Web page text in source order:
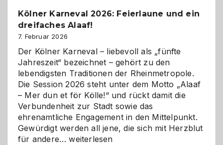
geworden
Kölner Karneval 2026: Feierlaune und ein
dreifaches Alaaf!
7. Februar 2026
Der Kölner Karneval – liebevoll als „fünfte
Jahreszeit“ bezeichnet – gehört zu den
lebendigsten Traditionen der Rheinmetropole.
Die Session 2026 steht unter dem Motto „Alaaf
– Mer dun et för Kölle!“ und rückt damit die
Verbundenheit zur Stadt sowie das
ehrenamtliche Engagement in den Mittelpunkt.
Gewürdigt werden all jene, die sich mit Herzblut
für andere…Kölner
weiterlesen